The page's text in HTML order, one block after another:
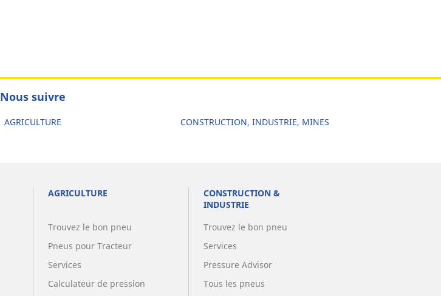
Nous suivre
AGRICULTURE CONSTRUCTION, INDUSTRIE, MINES
AGRICULTURE
Trouvez le bon pneu
Pneus pour Tracteur
Services
Calculateur de pression
CONSTRUCTION &
INDUSTRIE
Trouvez le bon pneu
Services
Pressure Advisor
Tous les pneus